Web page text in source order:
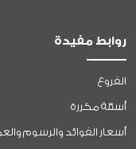
روابط مفيدة
الفروع
أسئلة مكررة
أسعار الفوائد والرسوم